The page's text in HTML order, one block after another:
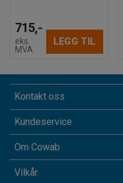
715,-
eks.
MVA
LEGG TIL
Kontakt oss
Kundeservice
Om Cowab
Vilkår